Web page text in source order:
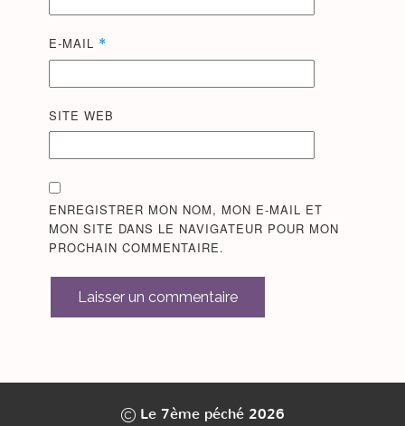
E-MAIL *
SITE WEB
ENREGISTRER MON NOM, MON E-MAIL ET
MON SITE DANS LE NAVIGATEUR POUR MON
PROCHAIN COMMENTAIRE.
Laisser un commentaire
Le 7ème péché 2026